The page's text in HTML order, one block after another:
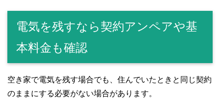
電気を残すなら契約アンペアや基
本料金も確認
空き家で電気を残す場合でも、住んでいたときと同じ契約
のままにする必要がない場合があります。